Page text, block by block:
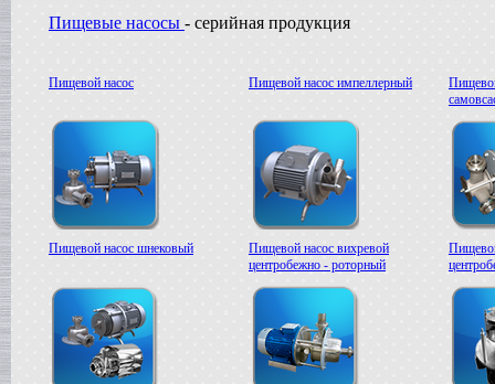
Варочный котел
в г. Смоленск
Вакуумный миксер-гомогенизатор
Варочный котел
Сироповарочный котел
в г. Видное
Вакуумный реактор
в г. Рязань
Жиротопка
Диссольвер
Сироповарочный котел
в г. Клин
Варочный котел
Пищевые насосы - серийная продукция
Пищевой насос Пищевой насос импеллерный
Пищевой насос шнековый
Пищевой насос вихревой
центробежно - роторный